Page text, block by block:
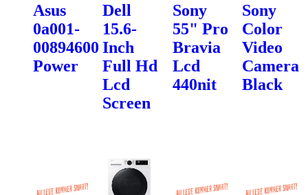
Asus
0a001-
00894600
Power
Dell
15.6-
Inch
Full Hd
Lcd
Screen
Sony
55" Pro
Bravia
Lcd
440nit
Sony
Color
Video
Camera
Black